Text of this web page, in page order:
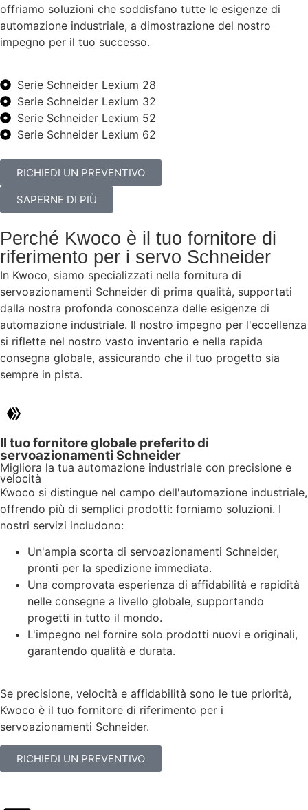
offriamo soluzioni che soddisfano tutte le esigenze di
automazione industriale, a dimostrazione del nostro
impegno per il tuo successo.
Serie Schneider Lexium 28
Serie Schneider Lexium 32
Serie Schneider Lexium 52
Serie Schneider Lexium 62
RICHIEDI UN PREVENTIVO
SAPERNE DI PIÙ
Perché Kwoco è il tuo fornitore di
riferimento per i servo Schneider
In Kwoco, siamo specializzati nella fornitura di
servoazionamenti Schneider di prima qualità, supportati
dalla nostra profonda conoscenza delle esigenze di
automazione industriale. Il nostro impegno per l'eccellenza
si riflette nel nostro vasto inventario e nella rapida
consegna globale, assicurando che il tuo progetto sia
sempre in pista.
Il tuo fornitore globale preferito di
servoazionamenti Schneider
Migliora la tua automazione industriale con precisione e
velocità
Kwoco si distingue nel campo dell'automazione industriale,
offrendo più di semplici prodotti: forniamo soluzioni. I
nostri servizi includono:
Un'ampia scorta di servoazionamenti Schneider,
pronti per la spedizione immediata.
Una comprovata esperienza di affidabilità e rapidità
nelle consegne a livello globale, supportando
progetti in tutto il mondo.
L'impegno nel fornire solo prodotti nuovi e originali,
garantendo qualità e durata.
Se precisione, velocità e affidabilità sono le tue priorità,
Kwoco è il tuo fornitore di riferimento per i
servoazionamenti Schneider.
RICHIEDI UN PREVENTIVO